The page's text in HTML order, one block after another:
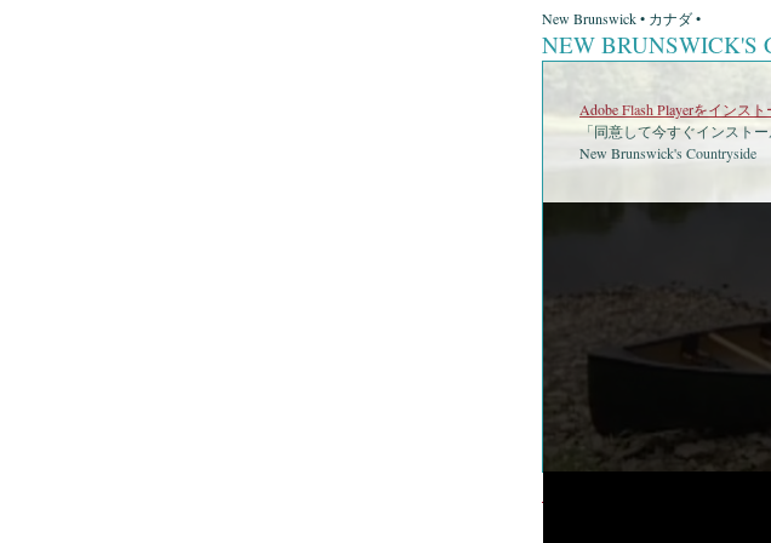
New Brunswick • カナダ •
NEW BRUNSWICK'S
Adobe Flash Playerをインス
「同意して今すぐインスト
New Brunswick's Countryside